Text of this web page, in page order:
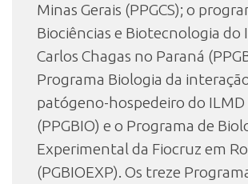
Minas Gerais (PPGCS); o
Biociências e Biotecnologia
Carlos Chagas no Paraná
Programa Biologia da
patógeno-hospedeiro do
(PPGBIO) e o Programa de
Experimental da Fiocruz em
(PGBIOEXP). Os treze